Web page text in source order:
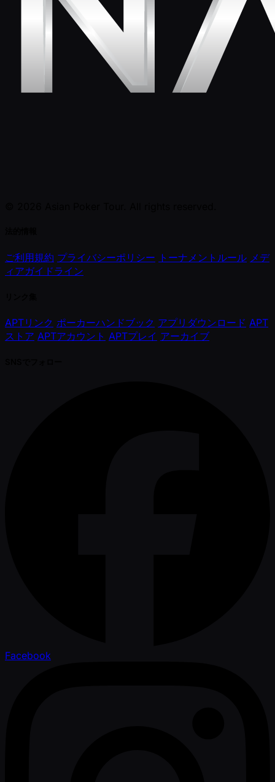
ご利用規約 プライバシーポリシー トーナメントルール メデ
ィアガイドライン
APTリンク ポーカーハンドブック アプリダウンロード APT
ストア APTアカウント APTプレイ アーカイブ
Facebook